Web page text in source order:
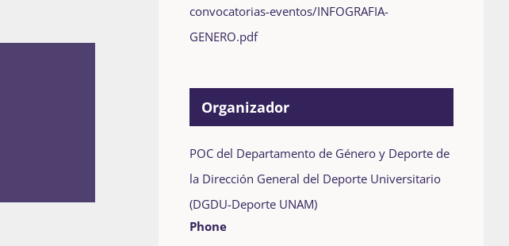
convocatorias-eventos/INFOGRAFIA-
GENERO.pdf
Organizador
POC del Departamento de Género y Deporte de
la Dirección General del Deporte Universitario
(DGDU-Deporte UNAM)
Phone